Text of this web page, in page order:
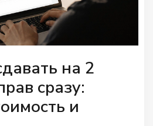
на 2
сразу:
и